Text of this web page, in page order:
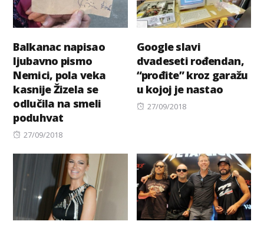
Balkanac napisao
ljubavno pismo
Nemici, pola veka
kasnije Žizela se
odlučila na smeli
poduhvat
Posted
27/09/2018
Google slavi
dvadeseti rođendan,
“prođite” kroz garažu
u kojoj je nastao
Posted
27/09/2018